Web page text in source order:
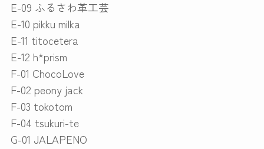
E-09 ふるさわ革工芸
E-10 pikku milka
E-11 titocetera
E-12 h*prism
F-01 ChocoLove
F-02 peony jack
F-03 tokotom
F-04 tsukuri-te
G-01 JALAPENO